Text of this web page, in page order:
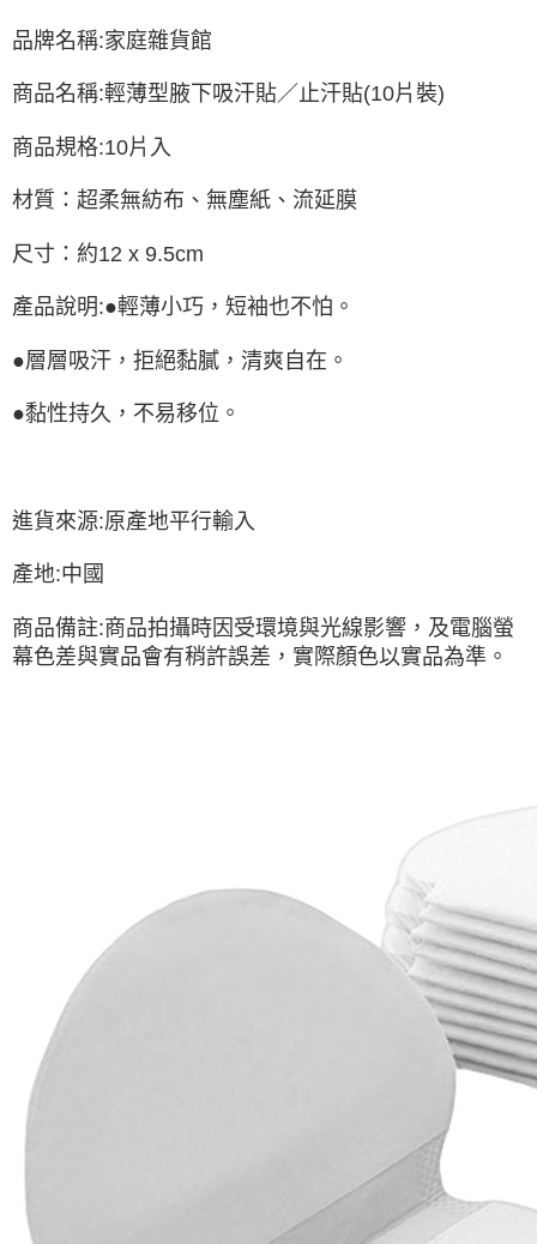
品牌名稱:家庭雜貨館
商品名稱:輕薄型腋下吸汗貼／止汗貼(10片裝)
商品規格:10片入
材質：超柔無紡布、無塵紙、流延膜
尺寸：約12 x 9.5cm
產品說明:●輕薄小巧，短袖也不怕。
●層層吸汗，拒絕黏膩，清爽自在。
●黏性持久，不易移位。
進貨來源:原產地平行輸入
產地:中國
商品備註:商品拍攝時因受環境與光線影響，及電腦螢
幕色差與實品會有稍許誤差，實際顏色以實品為準。